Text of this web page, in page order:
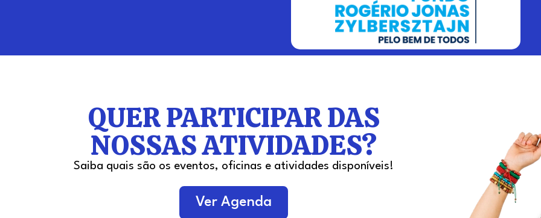
QUER PARTICIPAR DAS
NOSSAS ATIVIDADES?
Saiba quais são os eventos, oficinas e atividades disponíveis!
Ver Agenda